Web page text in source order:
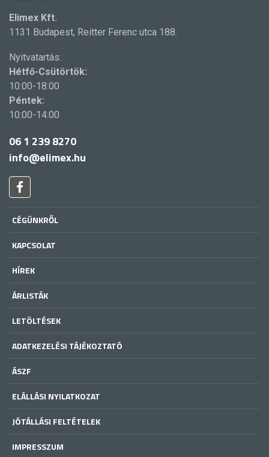
Elimex Kft.
1131 Budapest, Reitter Ferenc utca 188.
Nyitvatartás:
Hétfő-Csütörtök:
10:00-18:00
Péntek:
10:00-14:00
06 1 239 8270
info@elimex.hu
CÉGÜNKRŐL
KAPCSOLAT
HÍREK
ÁRLISTÁK
LETÖLTÉSEK
ADATKEZELÉSI TÁJÉKOZTATÓ
ÁSZF
ELÁLLÁSI NYILATKOZAT
JÓTÁLLÁSI FELTÉTELEK
IMPRESSZUM